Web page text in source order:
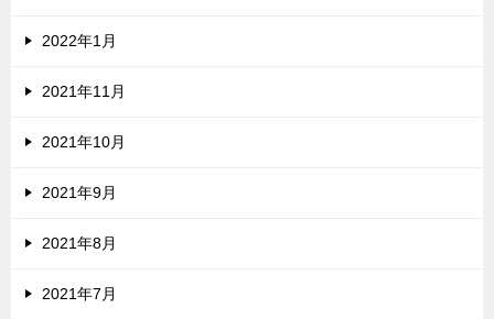
2022年1月
2021年11月
2021年10月
2021年9月
2021年8月
2021年7月